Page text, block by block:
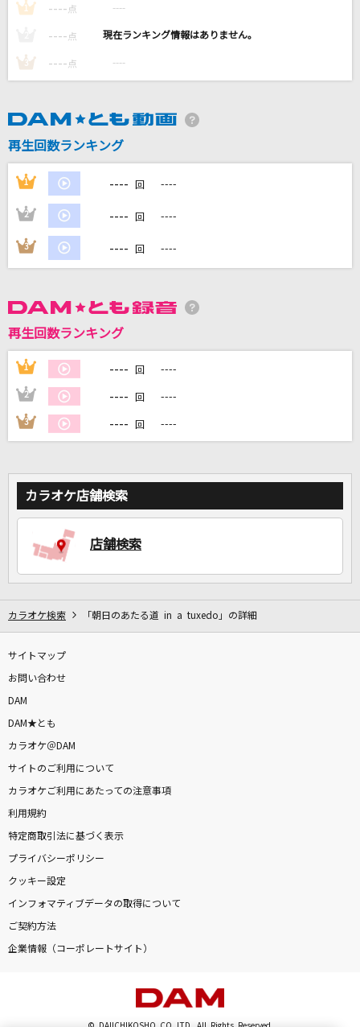
[生音]また逢う日まで
尾崎紀世彦
[生音]幸せ
ルミナス - Luminous
アイナ・ジ・エンド
DAMの新曲・ランキングなど
DAMに会員登録・ログインして
カラオケをもっと楽しもう！
1 ---- 点 ----
---- 点 ----
3 ---- 点 ----
再生回数ランキング
1 ---- 回 ----
2 ---- 回 ----
3 ---- 回 ----
再生回数ランキング
1 ---- 回 ----
2 ---- 回 ----
3 ---- 回 ----
カラオケ店舗検索
店舗検索
カラオケ検索 「朝日のあたる道 in a tuxedo」の詳細
サイトマップ
お問い合わせ
DAM
DAM★とも
カラオケ＠DAM
サイトのご利用について
カラオケご利用にあたっての注意事項
利用規約
特定商取引法に基づく表示
プライバシーポリシー
クッキー設定
インフォマティブデータの取得について
ご契約方法
企業情報（コーポレートサイト）
© DAIICHIKOSHO CO.,LTD. All Rights Reserved.